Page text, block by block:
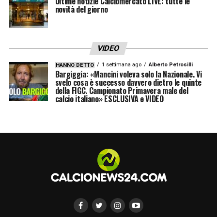
novità del giorno
VIDEO
HANNO DETTO 1 settimana ago Alberto Petrosilli
Bargiggia: «Mancini voleva solo la Nazionale. Vi
svelo cosa è successo davvero dietro le quinte
della FIGC. Campionato Primavera male del
calcio italiano» ESCLUSIVA e VIDEO